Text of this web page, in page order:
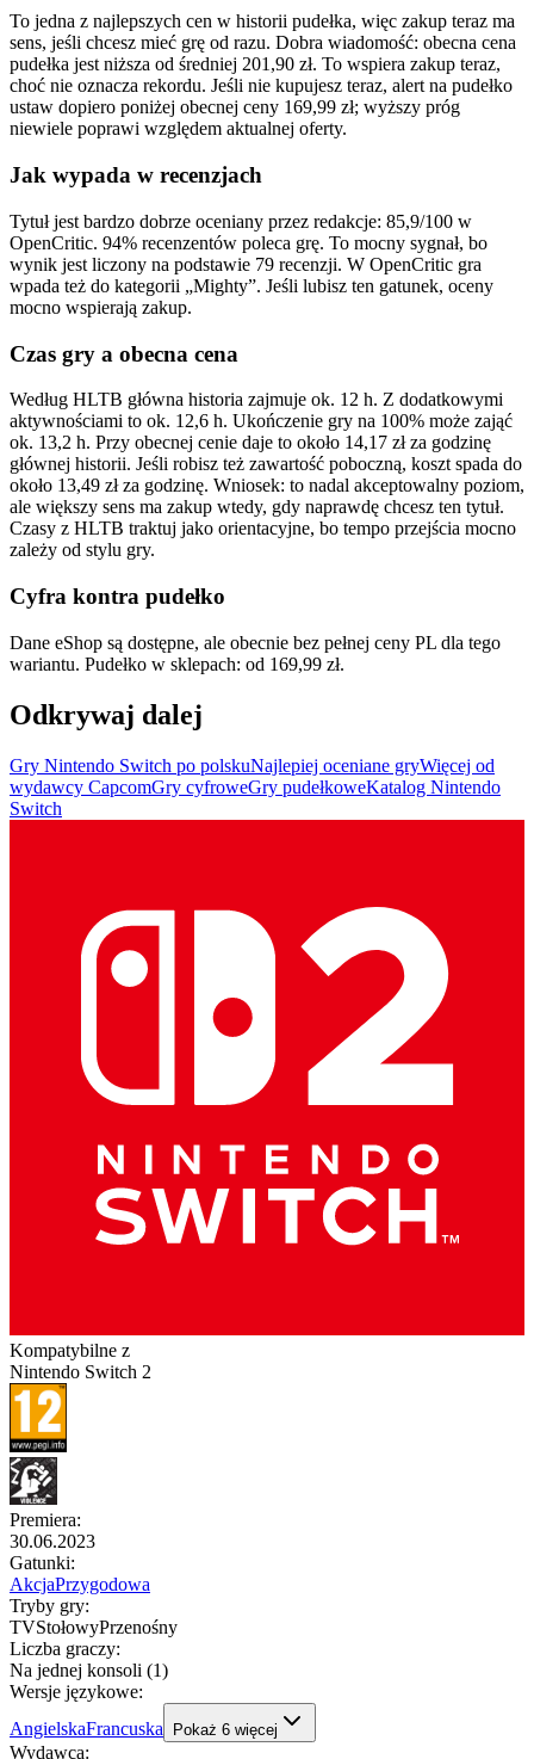
To jedna z najlepszych cen w historii pudełka, więc zakup teraz ma
sens, jeśli chcesz mieć grę od razu. Dobra wiadomość: obecna cena
pudełka jest niższa od średniej 201,90 zł. To wspiera zakup teraz,
choć nie oznacza rekordu. Jeśli nie kupujesz teraz, alert na pudełko
ustaw dopiero poniżej obecnej ceny 169,99 zł; wyższy próg
niewiele poprawi względem aktualnej oferty.
Jak wypada w recenzjach
Tytuł jest bardzo dobrze oceniany przez redakcje: 85,9/100 w
OpenCritic. 94% recenzentów poleca grę. To mocny sygnał, bo
wynik jest liczony na podstawie 79 recenzji. W OpenCritic gra
wpada też do kategorii „Mighty”. Jeśli lubisz ten gatunek, oceny
mocno wspierają zakup.
Czas gry a obecna cena
Według HLTB główna historia zajmuje ok. 12 h. Z dodatkowymi
aktywnościami to ok. 12,6 h. Ukończenie gry na 100% może zająć
ok. 13,2 h. Przy obecnej cenie daje to około 14,17 zł za godzinę
głównej historii. Jeśli robisz też zawartość poboczną, koszt spada do
około 13,49 zł za godzinę. Wniosek: to nadal akceptowalny poziom,
ale większy sens ma zakup wtedy, gdy naprawdę chcesz ten tytuł.
Czasy z HLTB traktuj jako orientacyjne, bo tempo przejścia mocno
zależy od stylu gry.
Cyfra kontra pudełko
Dane eShop są dostępne, ale obecnie bez pełnej ceny PL dla tego
wariantu. Pudełko w sklepach: od 169,99 zł.
Odkrywaj dalej
Gry Nintendo Switch po polskuNajlepiej oceniane gryWięcej od
wydawcy CapcomGry cyfroweGry pudełkoweKatalog Nintendo
Switch
Kompatybilne z
Nintendo Switch 2
Premiera:
30.06.2023
Gatunki:
AkcjaPrzygodowa
Tryby gry:
TVStołowyPrzenośny
Liczba graczy:
Na jednej konsoli (1)
Wersje językowe:
AngielskaFrancuska Pokaż 6 więcej
Wydawca: